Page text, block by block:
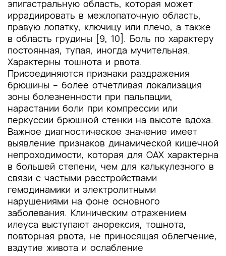
эпигастральную область, которая может
иррадиировать в межлопаточную область,
правую лопатку, ключицу или плечо, а также
в область грудины [9, 10]. Боль по характеру
постоянная, тупая, иногда мучительная.
Характерны тошнота и рвота.
Присоединяются признаки раздражения
брюшины – более отчетливая локализация
зоны болезненности при пальпации,
нарастании боли при компрессии или
перкуссии брюшной стенки на высоте вдоха.
Важное диагностическое значение имеет
выявление признаков динамической кишечной
непроходимости, которая для ОАХ характерна
в большей степени, чем для калькулезного в
связи с частыми расстройствами
гемодинамики и электролитными
нарушениями на фоне основного
заболевания. Клиническим отражением
илеуса выступают анорексия, тошнота,
повторная рвота, не приносящая облегчение,
вздутие живота и ослабление